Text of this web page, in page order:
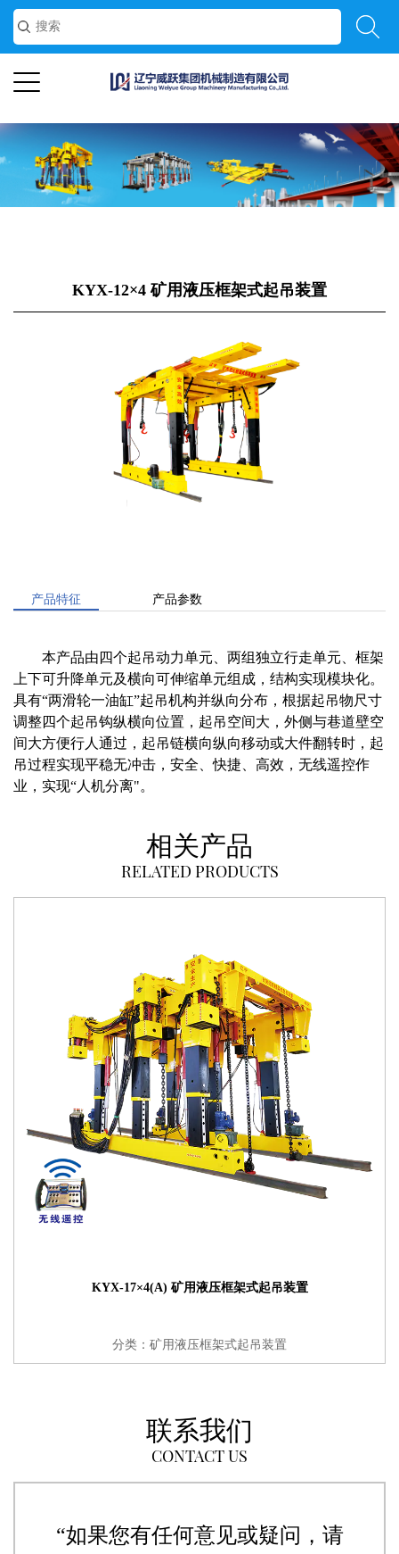
KYX-12×4 矿用液压框架式起吊装置
产品特征 产品参数
本产品由四个起吊动力单元、两组独立行走单元、框架
上下可升降单元及横向可伸缩单元组成，结构实现模块化。
具有“两滑轮一油缸”起吊机构并纵向分布，根据起吊物尺寸
调整四个起吊钩纵横向位置，起吊空间大，外侧与巷道壁空
间大方便行人通过，起吊链横向纵向移动或大件翻转时，起
吊过程实现平稳无冲击，安全、快捷、高效，无线遥控作
业，实现“人机分离"。
相关产品
RELATED PRODUCTS
KYX-17×4(A) 矿用液压框架式起吊装置
分类：矿用液压框架式起吊装置
联系我们
CONTACT US
“如果您有任何意见或疑问，请